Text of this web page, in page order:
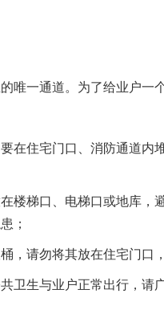
唯一通道。为了给业户一
在住宅门口、消防通道内
楼梯口、电梯口或地库，
；
，请勿将其放在住宅门口
卫生与业户正常出行，请